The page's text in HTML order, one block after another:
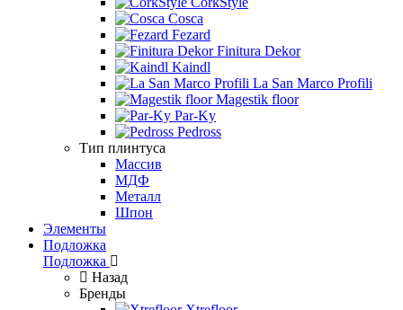
Cosca
Fezard
Finitura Dekor
Kaindl
La San Marco Profili
Magestik floor
Par-Ky
Pedross
Тип плинтуса
Массив
МДФ
Металл
Шпон
Элементы
Подложка
Подложка
Назад
Бренды